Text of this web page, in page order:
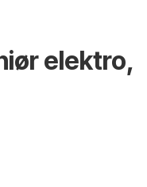
elektro,